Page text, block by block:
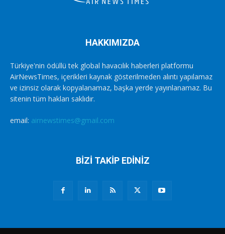
HAKKIMIZDA
Türkiye'nin ödüllü tek global havacılık haberleri platformu
AirNewsTimes, içerikleri kaynak gösterilmeden alıntı yapılamaz
ve izinsiz olarak kopyalanamaz, başka yerde yayınlanamaz. Bu
sitenin tüm hakları saklıdır.
email: airnewstimes@gmail.com
BİZİ TAKİP EDİNİZ